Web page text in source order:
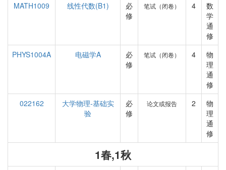
MATH1009
线性代数(B1)
必
修
笔试（闭卷） 4
数
学
通
修
PHYS1004A
电磁学A
必
修
笔试（闭卷） 4
物
理
通
修
022162
大学物理-基础实
验
必
修
论文或报告 2
物
理
通
修
1春,1秋